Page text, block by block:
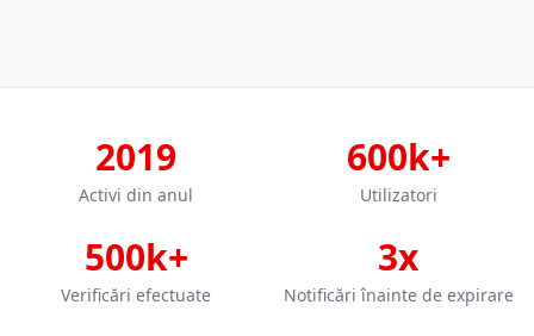
2019
Activi din anul
600k+
Utilizatori
500k+
Verificări efectuate
3x
Notificări înainte de expirare